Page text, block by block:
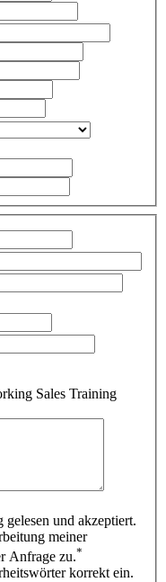
Sales Training
und akzeptiert.
meiner
Anfrage zu.*
korrekt ein.